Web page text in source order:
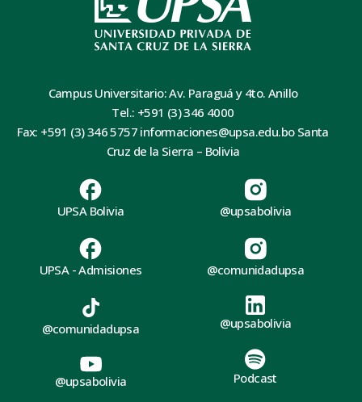
Campus Universitario: Av. Paraguá y 4to. Anillo
Tel.: +591 (3) 346 4000
Fax: +591 (3) 346 5757 informaciones@upsa.edu.bo Santa
Cruz de la Sierra – Bolivia
UPSA Bolivia
UPSA - Admisiones
@upsabolivia
@comunidadupsa
@comunidadupsa
@upsabolivia
@upsabolivia
Podcast